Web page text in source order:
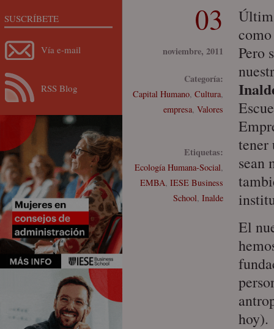
03
noviembre, 2011
Categoría:
Capital Humano, Cultura,
empresa, Valores
Etiquetas:
Ecología Humana-Social,
EMBA, IESE Business
School, Inalde
Pero
tener
sean
El
hoy).
SUSCRÍBETE
Vía e-mail
RSS Blog